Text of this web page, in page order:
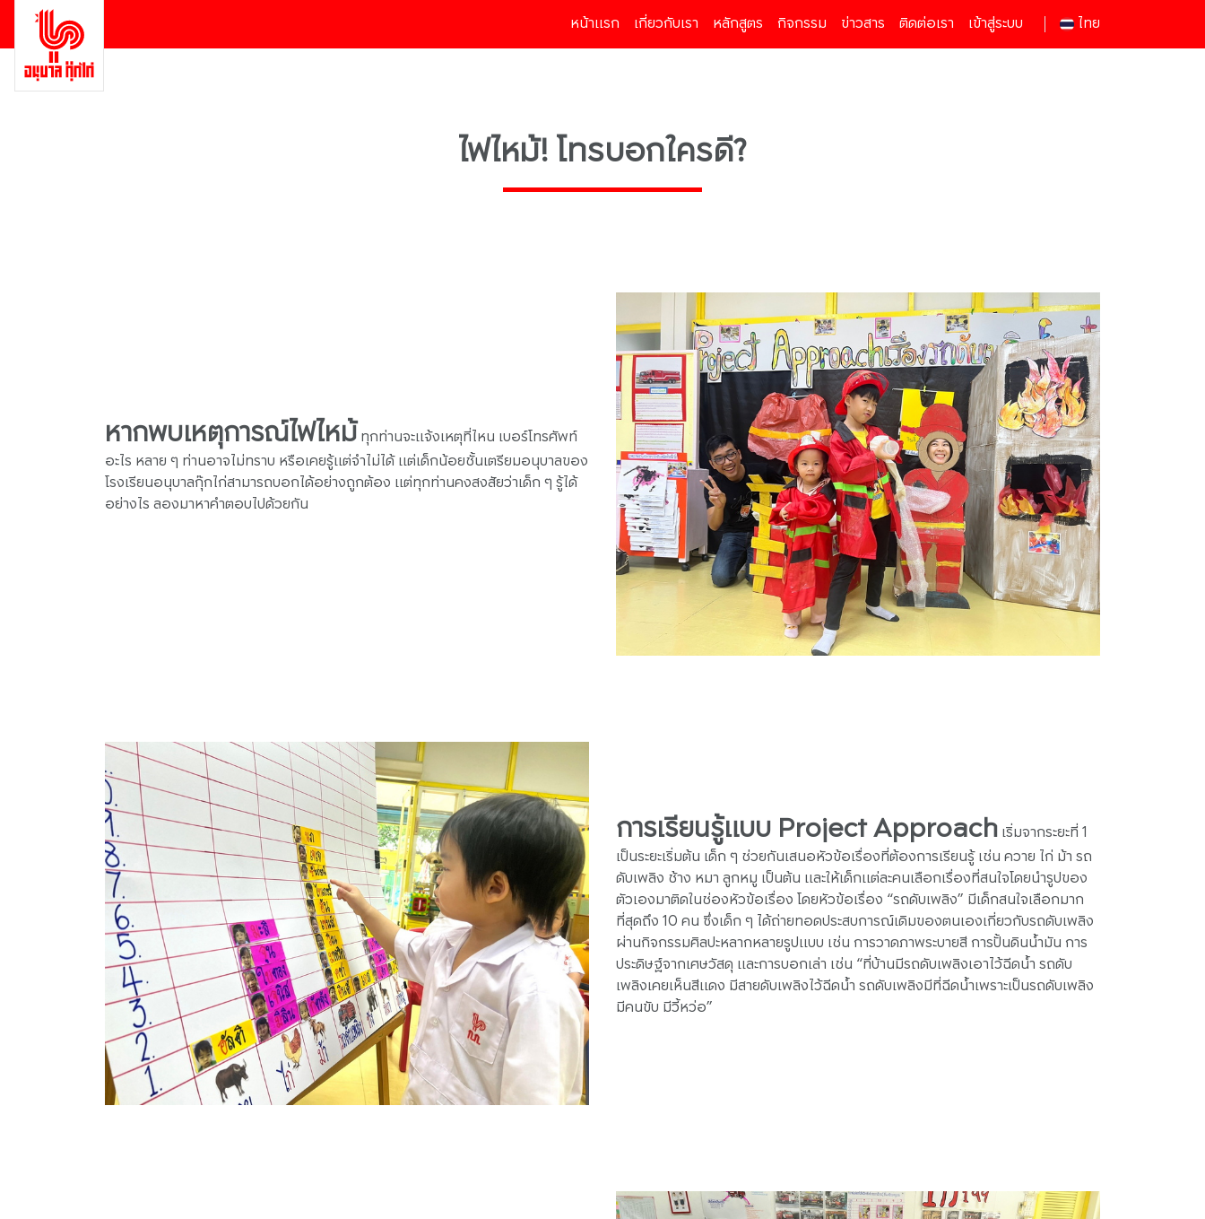
หน้าแรก (current)
เกี่ยวกับเรา หลักสูตร กิจกรรม ข่าวสาร ติดต่อเรา เข้าสู่ระบบ ไทย
ไฟไหม้! โทรบอกใครดี?
หากพบเหตุการณ์ไฟไหม้ทุกท่านจะแจ้งเหตุที่ไหน เบอร์โทรศัพท์
อะไร หลาย ๆ ท่านอาจไม่ทราบ หรือเคยรู้แต่จำไม่ได้ แต่เด็กน้อยชั้นเตรียมอนุบาลของ
โรงเรียนอนุบาลกุ๊กไก่สามารถบอกได้อย่างถูกต้อง แต่ทุกท่านคงสงสัยว่าเด็ก ๆ รู้ได้
อย่างไร ลองมาหาคำตอบไปด้วยกัน
การเรียนรู้แบบ Project Approachเริ่มจากระยะที่ 1
เป็นระยะเริ่มต้น เด็ก ๆ ช่วยกันเสนอหัวข้อเรื่องที่ต้องการเรียนรู้ เช่น ควาย ไก่ ม้า รถ
ดับเพลิง ช้าง หมา ลูกหมู เป็นต้น และให้เด็กแต่ละคนเลือกเรื่องที่สนใจโดยนำรูปของ
ตัวเองมาติดในช่องหัวข้อเรื่อง โดยหัวข้อเรื่อง “รถดับเพลิง” มีเด็กสนใจเลือกมาก
ที่สุดถึง 10 คน ซึ่งเด็ก ๆ ได้ถ่ายทอดประสบการณ์เดิมของตนเองเกี่ยวกับรถดับเพลิง
ผ่านกิจกรรมศิลปะหลากหลายรูปแบบ เช่น การวาดภาพระบายสี การปั้นดินน้ำมัน การ
ประดิษฐ์จากเศษวัสดุ และการบอกเล่า เช่น “ที่บ้านมีรถดับเพลิงเอาไว้ฉีดน้ำ รถดับ
เพลิงเคยเห็นสีแดง มีสายดับเพลิงไว้ฉีดน้ำ รถดับเพลิงมีที่ฉีดน้ำเพราะเป็นรถดับเพลิง
มีคนขับ มีวี้หว่อ”